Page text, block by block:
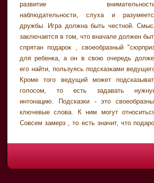
развитие
наблюдательности, слуха и
дружбы. Игра должна быть честной.
заключается в том, что вначале должен
спрятан подарок , своеобразный
для ребенка, а он в свою очередь
его найти, пользуясь подсказками
Кроме того ведущий может
голосом, то есть задавать
интонацию. Подсказки - это
ключевые слова. К ним могут
Совсем замерз , то есть значит, что
в руках свой заслуженный подарок!
существуют и другие варианты игры
холодно". К примеру, поиском
заниматься несколько детей, но
подарок должен достаться всем.
слова можно заменить хлопками: чем
хлопки, тем ближе к подарку
дети. Можно ограничить время поиска,
можно в качестве приза использовать
либо предмет, например плюшевого
или зайца, плюс при его нахождении
сладкий приз. Ребенку будет